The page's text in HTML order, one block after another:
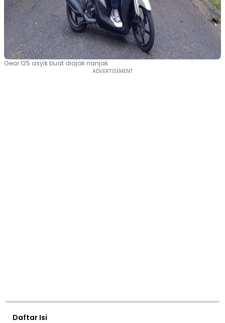
Gear 125 asyik buat diajak nanjak
Daftar Isi